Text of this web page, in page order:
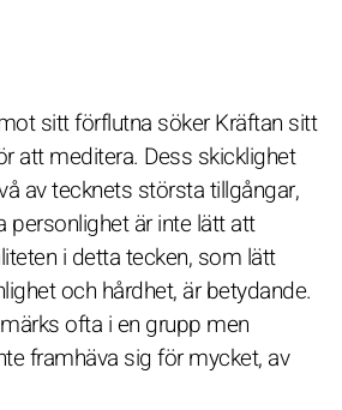
sitt förflutna söker Kräftan sitt
att meditera. Dess skicklighet
av tecknets största tillgångar,
är inte lätt att
i detta tecken, som lätt
och hårdhet, är betydande.
ofta i en grupp men
framhäva sig för mycket, av